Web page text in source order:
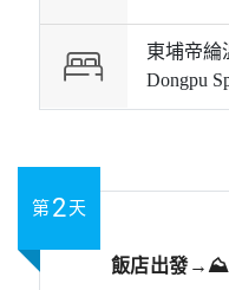
東埔帝綸
Dongpu
第 2天
飯店出發→⛰️